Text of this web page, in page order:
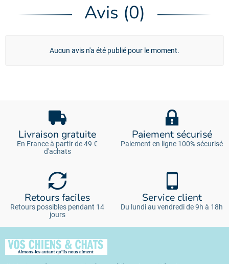
Avis (0)
Aucun avis n'a été publié pour le moment.
Livraison gratuite
En France à partir de 49 €
d'achats
Paiement sécurisé
Paiement en ligne 100% sécurisé
Retours faciles
Retours possibles pendant 14
jours
Service client
Du lundi au vendredi de 9h à 18h